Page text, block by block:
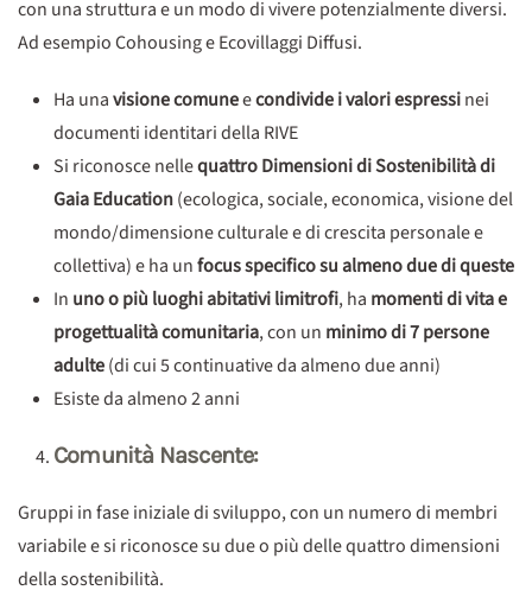
con una struttura e un modo di vivere potenzialmente diversi.
Ad esempio Cohousing e Ecovillaggi Diffusi.
Ha unavisione comuneecondivide i valori espressinei
documenti identitari della RIVE
Si riconosce nellequattro Dimensioni di Sostenibilità di
Gaia Education(ecologica, sociale, economica, visione del
mondo/dimensione culturale e di crescita personale e
collettiva) e ha unfocus specifico su almeno due di queste
In uno o più luoghi abitativi limitrofi, ha momenti di vita e
progettualità comunitaria, con un minimo di 7 persone
adulte(di cui 5 continuative da almeno due anni)
Esiste da almeno 2 anni
Comunità Nascente:
Gruppi in fase iniziale di sviluppo, con un numero di membri
variabile e si riconosce su due o più delle quattro dimensioni
della sostenibilità.